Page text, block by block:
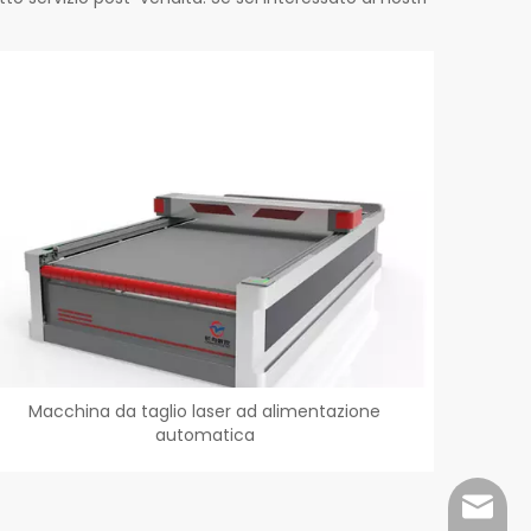
Macchina da taglio laser ad alimentazione
automatica